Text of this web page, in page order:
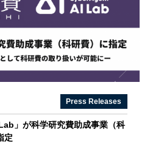
Press Releases
」が科学研究費助成事業（科
定